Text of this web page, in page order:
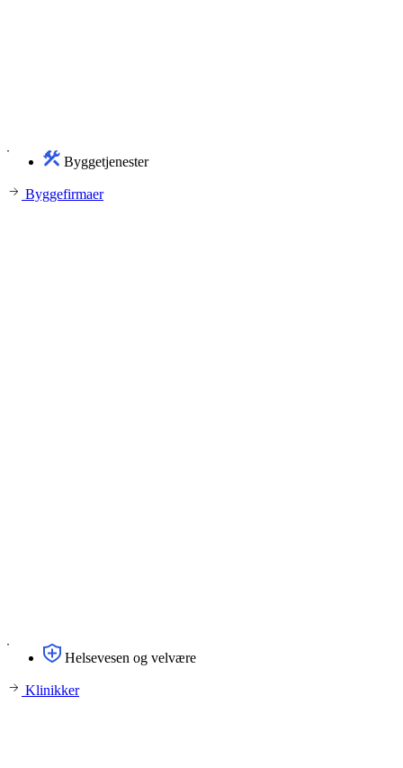
Byggetjenester
Byggefirmaer
Helsevesen og velvære
Klinikker